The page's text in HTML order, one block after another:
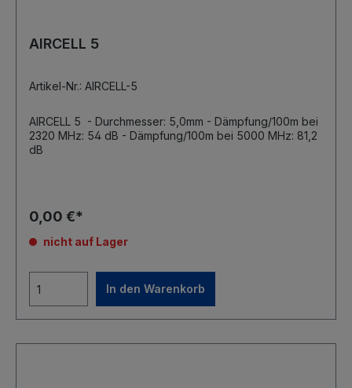
AIRCELL 5
Artikel-Nr.: AIRCELL-5
AIRCELL 5 - Durchmesser: 5,0mm - Dämpfung/100m bei
2320 MHz: 54 dB - Dämpfung/100m bei 5000 MHz: 81,2
0,00 €*
nicht auf Lager
In den Warenkorb